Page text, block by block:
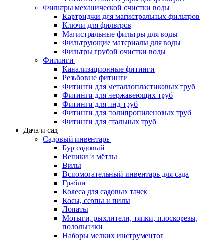
Фильтры механической очистки воды
Картриджи для магистральных фильтров
Ключи для фильтров
Магистральные фильтры для воды
Фильтрующие материалы для воды
Фильтры грубой очистки воды
Фитинги
Канализационные фитинги
Резьбовые фитинги
Фитинги для металлопластиковых труб
Фитинги для нержавеющих труб
Фитинги для пнд труб
Фитинги для полипропиленовых труб
Фитинги для стальных труб
Дача и сад
Садовый инвентарь
Бур садовый
Веники и мётлы
Вилы
Вспомогательный инвентарь для сада
Грабли
Колеса для садовых тачек
Косы, серпы и пилы
Лопаты
Мотыги, рыхлители, тяпки, плоскорезы,
полольники
Наборы мелких инструментов